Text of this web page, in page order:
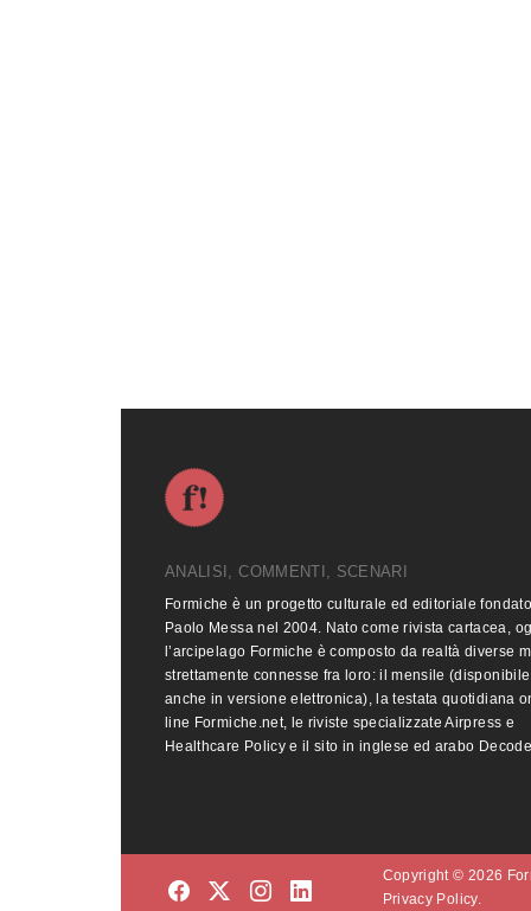
ANALISI, COMMENTI, SCENARI
Formiche è un progetto culturale ed editoriale
Paolo Messa nel 2004. Nato come rivista cartacea,
l’arcipelago Formiche è composto da realtà diverse
strettamente connesse fra loro: il mensile (disponibile
anche in versione elettronica), la testata quotidiana
line Formiche.net, le riviste specializzate Airpress e
Healthcare Policy e il sito in inglese ed arabo
Copyright © 2026
Privacy Policy.